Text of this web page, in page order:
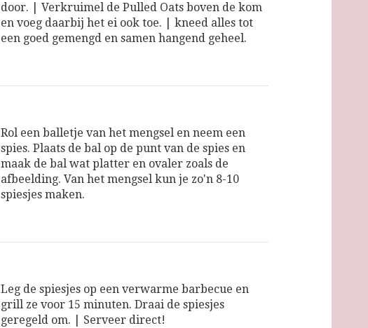
door. | Verkruimel de Pulled Oats boven de kom
en voeg daarbij het ei ook toe. | kneed alles tot
een goed gemengd en samen hangend geheel.
Rol een balletje van het mengsel en neem een
spies. Plaats de bal op de punt van de spies en
maak de bal wat platter en ovaler zoals de
afbeelding. Van het mengsel kun je zo'n 8-10
spiesjes maken.
Leg de spiesjes op een verwarme barbecue en
grill ze voor 15 minuten. Draai de spiesjes
geregeld om. | Serveer direct!